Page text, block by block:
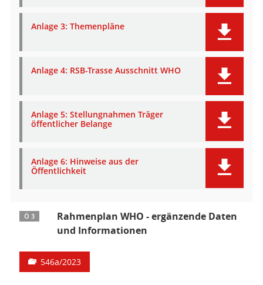
Anlage 3: Themenpläne
Anlage 4: RSB-Trasse Ausschnitt WHO
Anlage 5: Stellungnahmen Träger
öffentlicher Belange
Anlage 6: Hinweise aus der
Öffentlichkeit
Ö 3
Rahmenplan WHO - ergänzende Daten
und Informationen
546a/2023